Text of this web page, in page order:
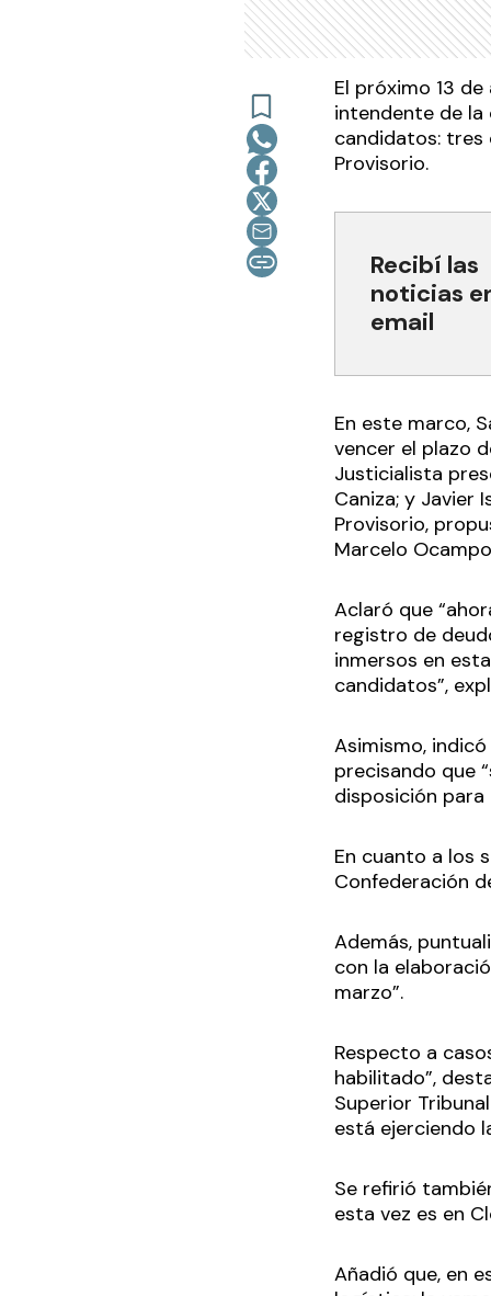
El próximo 13
intendente de la
candidatos: tres
Provisorio.
Recibí las
noticias
email
En este marco,
vencer el plazo
Justicialista
Caniza; y Javier
Provisorio,
Marcelo
Aclaró que
registro de
inmersos en
candidatos”,
Asimismo,
precisando que
disposición
En cuanto a los
Confederación
Además,
con la
marzo”.
Respecto a
habilitado”,
Superior
está ejerciendo
Se refirió
esta vez es en
Añadió que, en